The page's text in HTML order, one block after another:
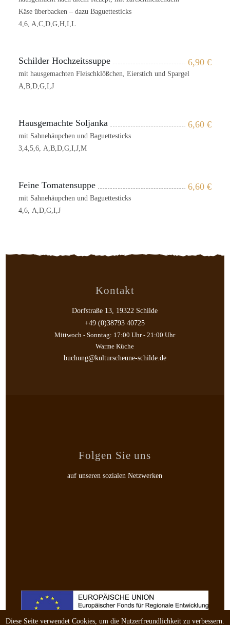
Käse überbacken – dazu Baguettesticks
4,6, A,C,D,G,H,I,L
6,90 €
Schilder Hochzeitssuppe
mit hausgemachten Fleischklößchen, Eierstich und Spargel
A,B,D,G,I,J
6,60 €
Hausgemachte Soljanka
mit Sahnehäupchen und Baguettesticks
3,4,5,6, A,B,D,G,I,J,M
6,60 €
Feine Tomatensuppe
mit Sahnehäupchen und Baguettesticks
4,6, A,D,G,I,J
Kontakt
Dorfstraße 13, 19322 Schilde
+49 (0)38793 40725
Mittwoch - Sonntag: 17:00 Uhr - 21:00 Uhr
Warme Küche
buchung@kulturscheune-schilde.de
Folgen Sie uns
auf unseren sozialen Netzwerken
Diese Seite verwendet Cookies, um die Nutzerfreundlichkeit zu verbessern.